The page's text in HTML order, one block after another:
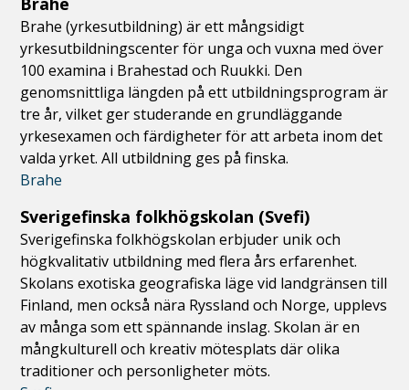
Brahe (yrkesutbildning) är ett mångsidigt
yrkesutbildningscenter för unga och vuxna med över
100 examina i Brahestad och Ruukki. Den
genomsnittliga längden på ett utbildningsprogram är
tre år, vilket ger studerande en grundläggande
yrkesexamen och färdigheter för att arbeta inom det
valda yrket. All utbildning ges på finska.
Brahe
Sverigefinska folkhögskolan (Svefi)
Sverigefinska folkhögskolan erbjuder unik och
högkvalitativ utbildning med flera års erfarenhet.
Skolans exotiska geografiska läge vid landgränsen till
Finland, men också nära Ryssland och Norge, upplevs
av många som ett spännande inslag. Skolan är en
mångkulturell och kreativ mötesplats där olika
traditioner och personligheter möts.